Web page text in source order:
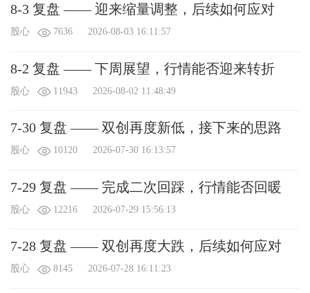
8-3 复盘 —— 迎来缩量调整，后续如何应对
股心 7636 2026-08-03 16:11:57
8-2 复盘 —— 下周展望，行情能否迎来转折
股心 11943 2026-08-02 11:48:49
7-30 复盘 —— 双创再度新低，接下来的思路
股心 10120 2026-07-30 16:13:57
7-29 复盘 —— 完成二次回踩，行情能否回暖
股心 12216 2026-07-29 15:56:13
7-28 复盘 —— 双创再度大跌，后续如何应对
股心 8145 2026-07-28 16:11:23